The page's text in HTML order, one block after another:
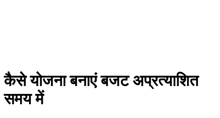
कैसे योजना बनाएं बजट अप्रत्याशित
समय में